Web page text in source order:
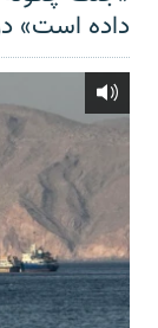
داده است»